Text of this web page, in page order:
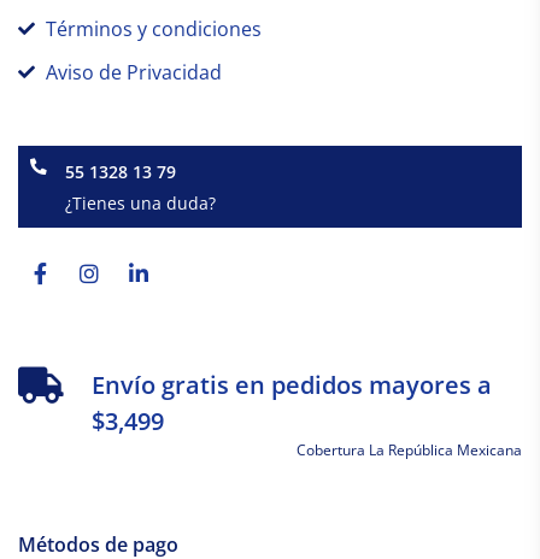
Términos y condiciones
Aviso de Privacidad
55 1328 13 79
¿Tienes una duda?
f
Envío gratis en pedidos mayores a
$3,499
Cobertura La República Mexicana
Métodos de pago